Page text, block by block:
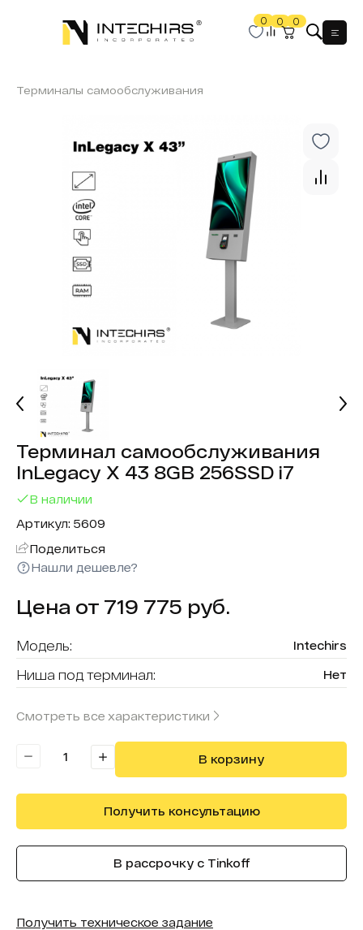
0 0 0
Терминалы самообслуживания
Терминал самообслуживания
InLegacy X 43 8GB 256SSD i7
В наличии
Артикул: 5609
Поделиться
Нашли дешевле?
Цена от 719 775 руб.
Модель: Intechirs
Ниша под терминал: Нет
Смотреть все характеристики
В корзину
Получить консультацию
В рассрочку с Tinkoff
Получить техническое задание